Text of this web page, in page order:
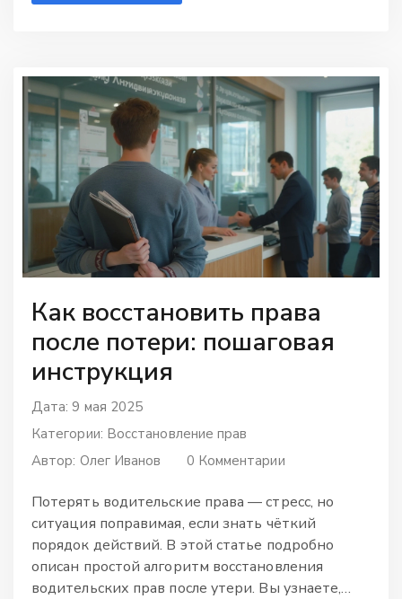
стоит обратить внимание, чтобы не оказаться в
Как восстановить права
после потери: пошаговая
инструкция
Дата: 9 мая 2025
Категории: Восстановление прав
Автор: Олег Иванов 0 Комментарии
Потерять водительские права — стресс, но
ситуация поправимая, если знать чёткий
порядок действий. В этой статье подробно
описан простой алгоритм восстановления
водительских прав после утери. Вы узнаете,